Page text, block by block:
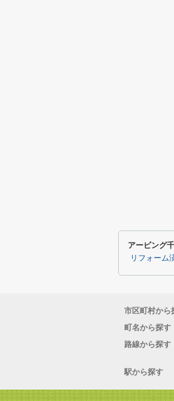
アービング
リフォーム
市区町村から
町名から探す
路線から探す
駅から探す